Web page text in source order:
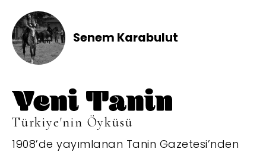
Senem Karabulut
Türkiye'nin Öyküsü
1908’de yayımlanan Tanin Gazetesi’nden